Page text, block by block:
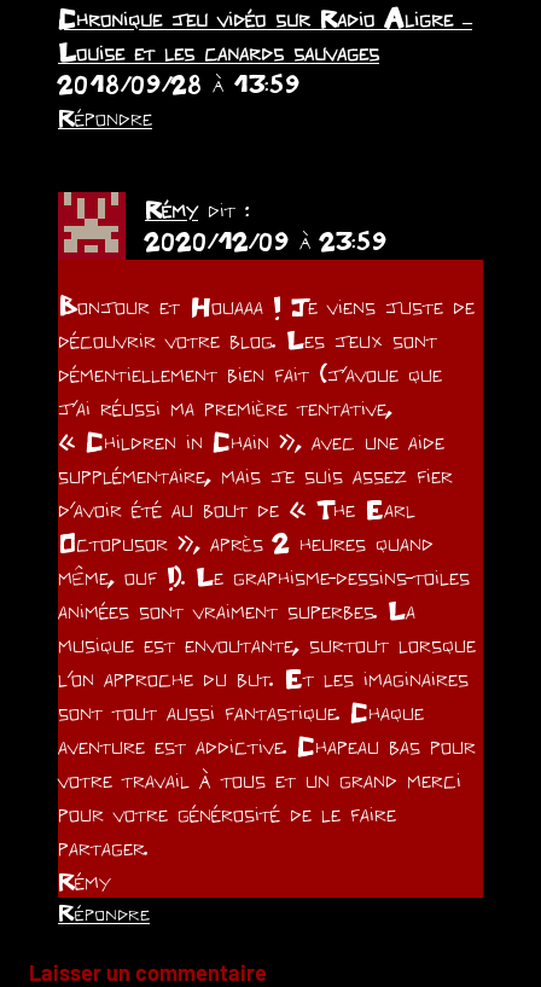
Chronique jeu vidéo sur Radio Aligre –
Louise et les canards sauvages
2018/09/28 à 13:59
Répondre
Rémy dit :
2020/12/09 à 23:59
Bonjour et Houaaa ! Je viens juste de
découvrir votre blog. Les jeux sont
démentiellement bien fait (j’avoue que
j’ai réussi ma première tentative,
« Children in Chain », avec une aide
supplémentaire, mais je suis assez fier
d’avoir été au bout de « The Earl
Octopusor », après 2 heures quand
même, ouf !). Le graphisme-dessins-toiles
animées sont vraiment superbes. La
musique est envoutante, surtout lorsque
l’on approche du but. Et les imaginaires
sont tout aussi fantastique. Chaque
aventure est addictive. Chapeau bas pour
votre travail à tous et un grand merci
pour votre générosité de le faire
partager.
Rémy
Répondre
Laisser un commentaire